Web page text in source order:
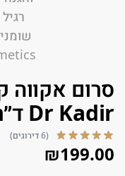
Dr Kadir ד״ר קדיר
(6 דירוגים)
₪199.00